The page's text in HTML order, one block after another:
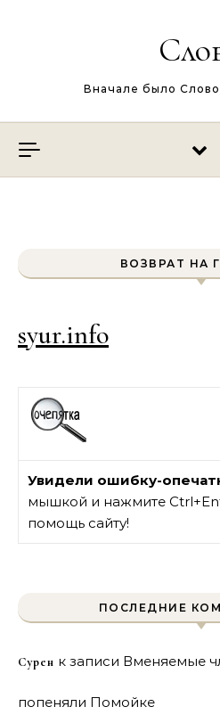
Вначале было
ВОЗВРАТ НА
syur.info
Увидели ошибку-
мышкой и нажмите
помощь сайту!
ПОСЛЕДНИЕ
Сурен к записи Вменяемые
попеняли Помойке